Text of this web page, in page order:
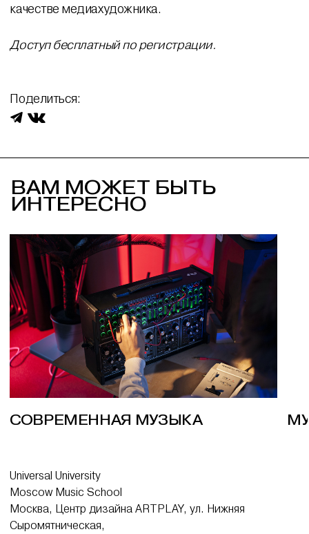
качестве медиахудожника.
Доступ бесплатный по регистрации.
Поделиться:
ВАМ МОЖЕТ БЫТЬ
ИНТЕРЕСНО
СОВРЕМЕННАЯ МУЗЫКА
Universal University
Moscow Music School
Москва, Центр дизайна ARTPLAY, ул. Нижняя
Сыромятническая,